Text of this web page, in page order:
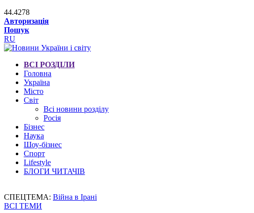
44.4278
Авторизація
Пошук
RU
ВСІ РОЗДІЛИ
Головна
Україна
Місто
Світ
Всі новини розділу
Росія
Бізнес
Наука
Шоу-бізнес
Спорт
Lifestyle
БЛОГИ ЧИТАЧІВ
СПЕЦТЕМА: Війна в Ірані
ВСІ ТЕМИ